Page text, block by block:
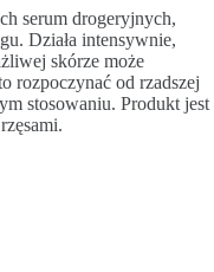
serum drogeryjnych,
Działa intensywnie,
skórze może
rozpoczynać od rzadszej
stosowaniu. Produkt jest